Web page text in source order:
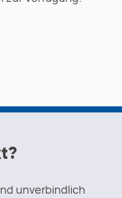
unverbindlich